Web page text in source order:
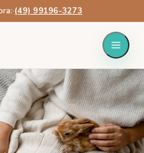
·(49) 99196-3273